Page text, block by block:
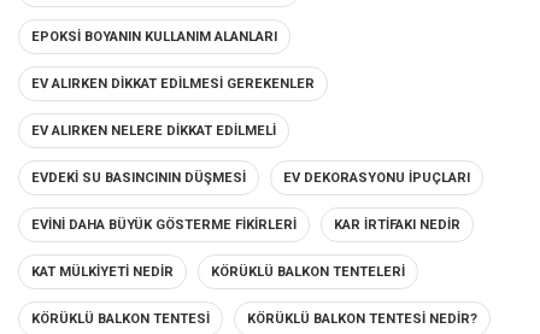
EPOKSI BOYANIN KULLANIM ALANLARI
EV ALIRKEN DIKKAT EDILMESI GEREKENLER
EV ALIRKEN NELERE DIKKAT EDILMELI
EVDEKI SU BASINCININ DÜŞMESI EV DEKORASYONU IPUÇLARI
EVINI DAHA BÜYÜK GÖSTERME FIKIRLERI KAR IRTIFAKI NEDIR
KAT MÜLKIYETI NEDIR KÖRÜKLÜ BALKON TENTELERI
KÖRÜKLÜ BALKON TENTESI KÖRÜKLÜ BALKON TENTESI NEDIR?